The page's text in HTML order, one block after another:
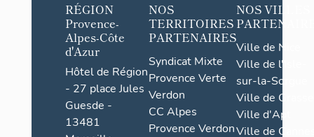
RÉGION
Provence-
Alpes-Côte
d'Azur
Hôtel de Région
- 27 place Jules
Guesde -
13481
NOS
TERRITOIRES
PARTENAIRES
Syndicat Mixte
Provence Verte
Verdon
CC Alpes
Provence Verdon
NOS VILLES
Ville de Nice
Ville de l'Isle-
sur-la-Sorgue
Ville de Grasse
Ville d'Apt
Ville de